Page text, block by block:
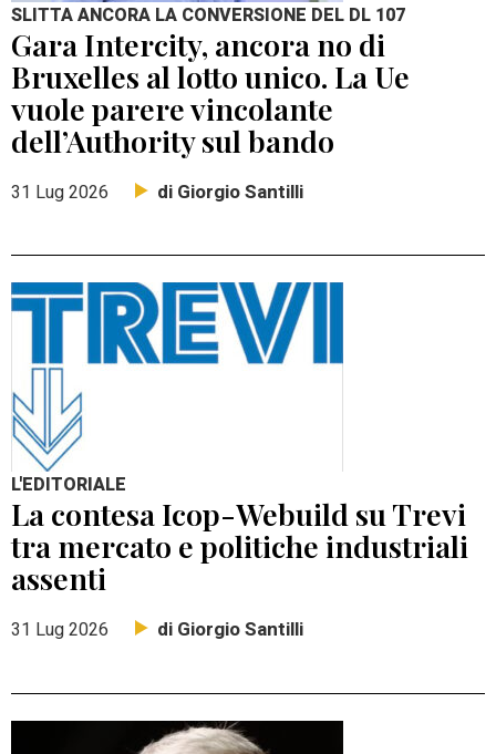
SLITTA ANCORA LA CONVERSIONE DEL DL 107
Gara Intercity, ancora no di
Bruxelles al lotto unico. La Ue
vuole parere vincolante
dell’Authority sul bando
31 Lug 2026 di Giorgio Santilli
L'EDITORIALE
La contesa Icop-Webuild su Trevi
tra mercato e politiche industriali
assenti
31 Lug 2026 di Giorgio Santilli